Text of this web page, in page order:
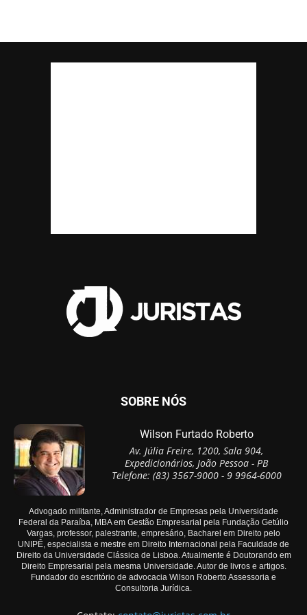
SOBRE NÓS
Wilson Furtado Roberto
Av. Júlia Freire, 1200, Sala 904,
Expedicionários, João Pessoa - PB
Telefone: (83) 3567-9000 - 9 9964-6000
Advogado militante, Administrador de Empresas pela Universidade
Federal da Paraíba, MBA em Gestão Empresarial pela Fundação Getúlio
Vargas, professor, palestrante, empresário, Bacharel em Direito pelo
UNIPÊ, especialista e mestre em Direito Internacional pela Faculdade de
Direito da Universidade Clássica de Lisboa. Atualmente é Doutorando em
Direito Empresarial pela mesma Universidade. Autor de livros e artigos.
Fundador do escritório de advocacia Wilson Roberto Assessoria e
Consultoria Jurídica.